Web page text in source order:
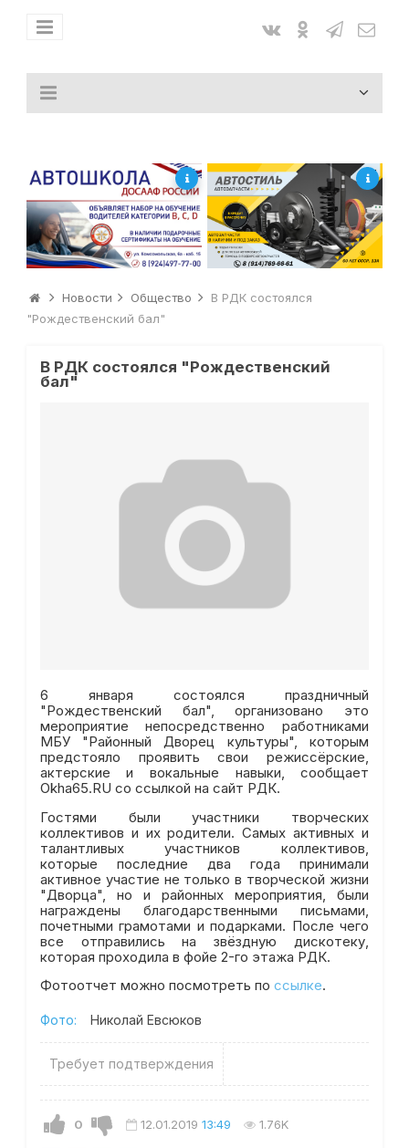
Новости Общество
В РДК состоялся
"Рождественский бал"
В РДК состоялся "Рождественский
бал"
6 января состоялся праздничный
"Рождественский бал", организовано это
мероприятие непосредственно работниками
МБУ "Районный Дворец культуры", которым
предстояло проявить свои режиссёрские,
актерские и вокальные навыки, сообщает
Okha65.RU со ссылкой на сайт РДК.
Гостями были участники творческих
коллективов и их родители. Самых активных и
талантливых участников коллективов,
которые последние два года принимали
активное участие не только в творческой жизни
"Дворца", но и районных мероприятия, были
награждены благодарственными письмами,
почетными грамотами и подарками. После чего
все отправились на звёздную дискотеку,
которая проходила в фойе 2-го этажа РДК.
Фотоотчет можно посмотреть по ссылке.
Фото: Николай Евсюков
Требует подтверждения
0 12.01.2019 13:49 1.76K